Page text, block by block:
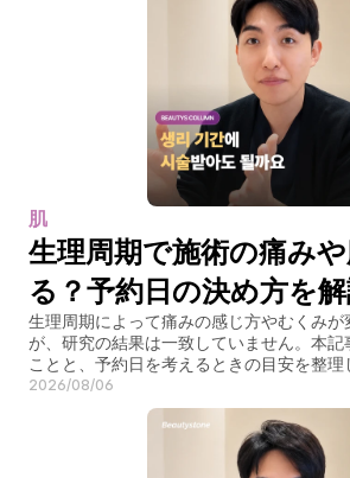
肌
生理周期で施術の痛み
る？予約日の決め方を
生理周期によって痛みの感じ方やむくみが
が、研究の結果は一致していません。本記
ことと、予約日を考えるときの目安を整理
2026/08/06